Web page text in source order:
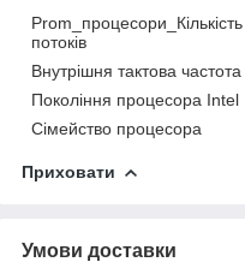
Prom_процесори_Кількість
потоків
Внутрішня тактова частота
Покоління процесора Intel
Сімейство процесора
Приховати
Умови доставки